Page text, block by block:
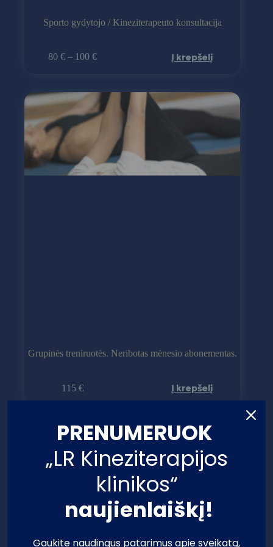
Sporto gydytojo / Kineziterapeuto konsultacija
80 €– 100 € Į krepšelį
Grupinės treniruotės. Neribotas mėnesio abonementas.
115 € Į krepšelį
PRENUMERUOK
„LR Kineziterapijos
klinikos“
naujienlaiškį!
Gaukite naudingus patarimus apie sveikatą,